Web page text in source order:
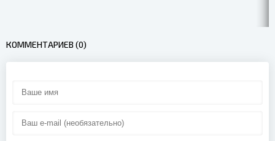
КОММЕНТАРИЕВ (0)